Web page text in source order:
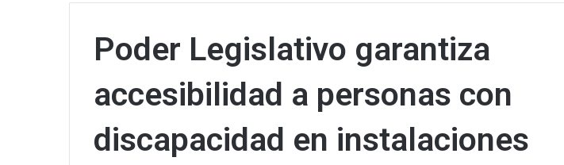
Poder Legislativo garantiza
accesibilidad a personas con
discapacidad en instalaciones